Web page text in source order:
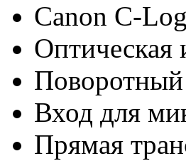
Canon C-
Оптическая
Поворотный
Вход для
Прямая